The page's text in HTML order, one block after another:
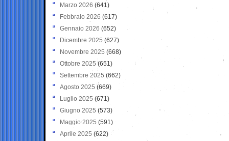
Marzo 2026 (641)
Febbraio 2026 (617)
Gennaio 2026 (652)
Dicembre 2025 (627)
Novembre 2025 (668)
Ottobre 2025 (651)
Settembre 2025 (662)
Agosto 2025 (669)
Luglio 2025 (671)
Giugno 2025 (573)
Maggio 2025 (591)
Aprile 2025 (622)